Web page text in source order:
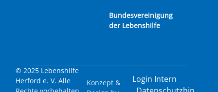
Bundesvereinigung
der Lebenshilfe
© 2025 Lebenshilfe
Herford e. V. Alle
Konzept &
Login Intern